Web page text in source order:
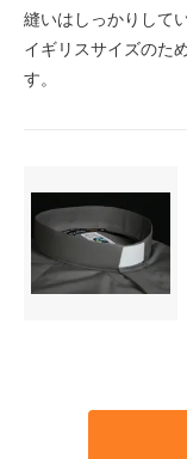
縫いはしっかりしてい
イギリスサイズのた
す。